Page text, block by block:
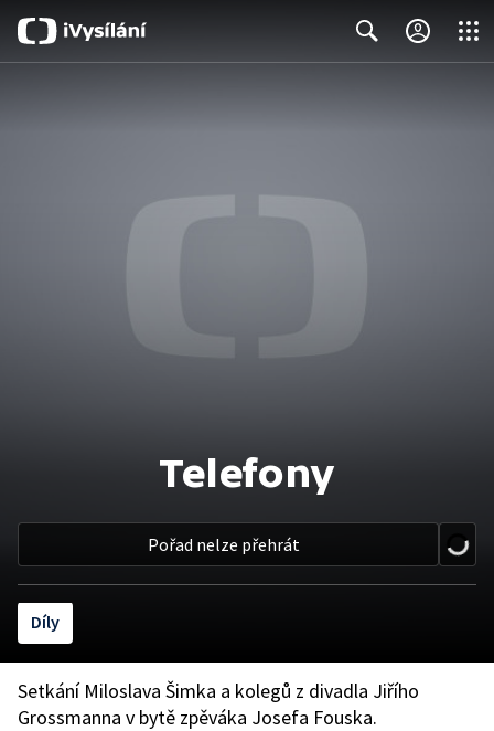
Telefony
Pořad nelze přehrát
Díly
Setkání Miloslava Šimka a kolegů z divadla Jiřího
Grossmanna v bytě zpěváka Josefa Fouska.